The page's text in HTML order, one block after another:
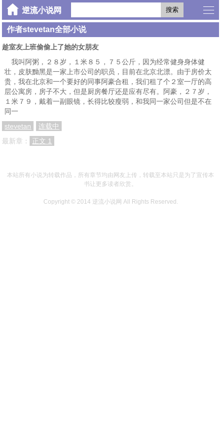
搜索
作者stevetan全部小说
趁室友上班偷偷上了她的女朋友
我叫阿粥，２８岁，１米８５，７５公斤，因为经常健身身体健
壮，皮肤黝黑是一家上市公司的职员，目前在北京北漂。由于房价太
贵，我在北京和一个要好的同事阿豪合租，我们租了个２室一厅的高
层公寓房，房子不大，但是厨房餐厅还是应有尽有。阿豪，２７岁，
１米７９，戴着一副眼镜，长得比较瘦弱，和我同一家公司但是不在
同一
stevetan
连载中
最新章：
正文 1
本站所有小说为转载作品，所有章节均由网友上传，转载至本站只是为了宣传本
书让更多读者欣赏。
Copyright © 2014 逆流小说网 All Rights Reserved.